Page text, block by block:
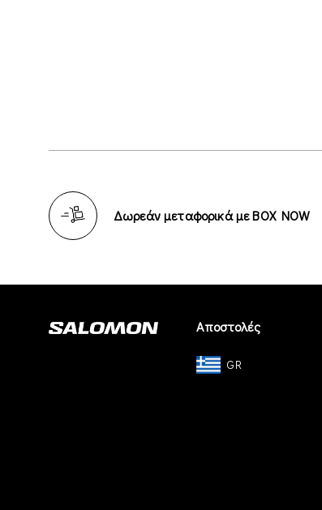
Δωρεάν μεταφορικά με BOX NOW
Αποστολές
GR